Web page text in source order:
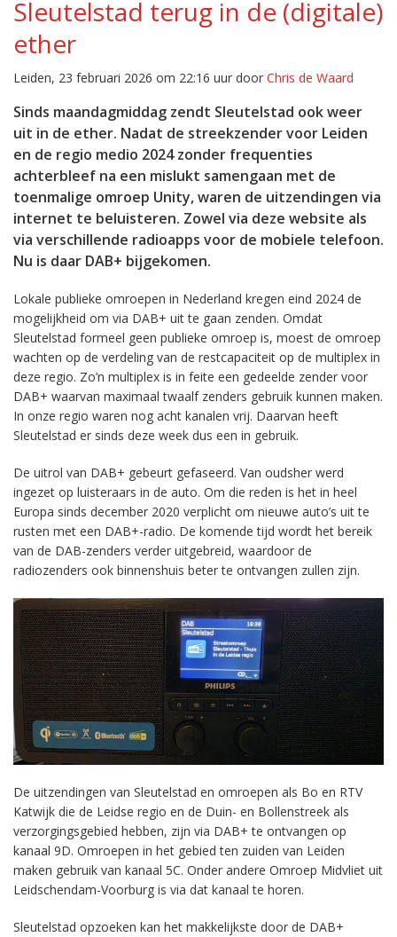
Sleutelstad terug in de (digitale)
ether
Leiden, 23 februari 2026 om 22:16 uur door Chris de Waard
Sinds maandagmiddag zendt Sleutelstad ook weer
uit in de ether. Nadat de streekzender voor Leiden
en de regio medio 2024 zonder frequenties
achterbleef na een mislukt samengaan met de
toenmalige omroep Unity, waren de uitzendingen via
internet te beluisteren. Zowel via deze website als
via verschillende radioapps voor de mobiele telefoon.
Nu is daar DAB+ bijgekomen.
Lokale publieke omroepen in Nederland kregen eind 2024 de
mogelijkheid om via DAB+ uit te gaan zenden. Omdat
Sleutelstad formeel geen publieke omroep is, moest de omroep
wachten op de verdeling van de restcapaciteit op de multiplex in
deze regio. Zo’n multiplex is in feite een gedeelde zender voor
DAB+ waarvan maximaal twaalf zenders gebruik kunnen maken.
In onze regio waren nog acht kanalen vrij. Daarvan heeft
Sleutelstad er sinds deze week dus een in gebruik.
De uitrol van DAB+ gebeurt gefaseerd. Van oudsher werd
ingezet op luisteraars in de auto. Om die reden is het in heel
Europa sinds december 2020 verplicht om nieuwe auto’s uit te
rusten met een DAB+-radio. De komende tijd wordt het bereik
van de DAB-zenders verder uitgebreid, waardoor de
radiozenders ook binnenshuis beter te ontvangen zullen zijn.
De uitzendingen van Sleutelstad en omroepen als Bo en RTV
Katwijk die de Leidse regio en de Duin- en Bollenstreek als
verzorgingsgebied hebben, zijn via DAB+ te ontvangen op
kanaal 9D. Omroepen in het gebied ten zuiden van Leiden
maken gebruik van kanaal 5C. Onder andere Omroep Midvliet uit
Leidschendam-Voorburg is via dat kanaal te horen.
Sleutelstad opzoeken kan het makkelijkste door de DAB+